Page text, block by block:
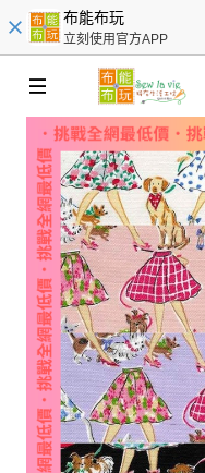
布能布玩
立刻使用官方APP